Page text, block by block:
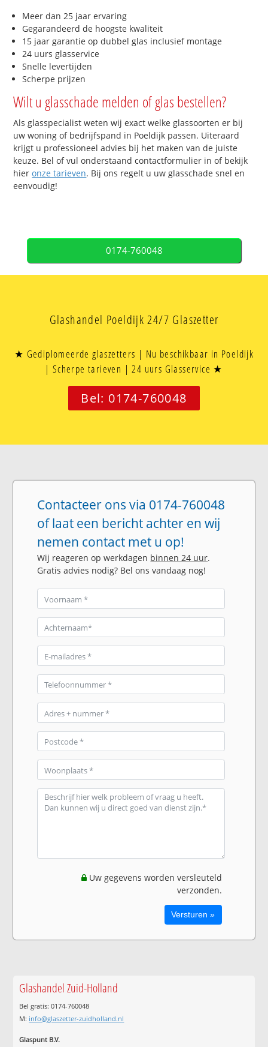
Meer dan 25 jaar ervaring
Gegarandeerd de hoogste kwaliteit
15 jaar garantie op dubbel glas inclusief montage
24 uurs glasservice
Snelle levertijden
Scherpe prijzen
Wilt u glasschade melden of glas bestellen?
Als glasspecialist weten wij exact welke glassoorten er bij
uw woning of bedrijfspand in Poeldijk passen. Uiteraard
krijgt u professioneel advies bij het maken van de juiste
keuze. Bel of vul onderstaand contactformulier in of bekijk
hieronze tarieven. Bij ons regelt u uw glasschade snel en
eenvoudig!
0174-760048
Glashandel Poeldijk 24/7 Glaszetter
★ Gediplomeerde glaszetters | Nu beschikbaar in Poeldijk
| Scherpe tarieven | 24 uurs Glasservice ★
Bel: 0174-760048
Contacteer ons via 0174-760048
of laat een bericht achter en wij
nemen contact met u op!
Wij reageren op werkdagen binnen 24 uur.
Gratis advies nodig? Bel ons vandaag nog!
Uw gegevens worden versleuteld
verzonden.
Glashandel Zuid-Holland
Bel gratis: 0174-760048
M: info@glaszetter-zuidholland.nl
Glaspunt B.V.